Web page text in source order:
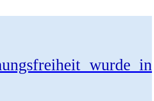
wurde in